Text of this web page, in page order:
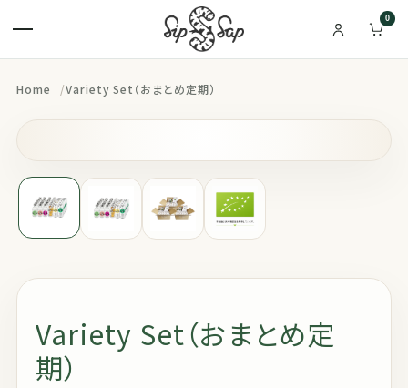
0
Home Variety Set（おまとめ定期）
Variety Set（おまとめ定
期）